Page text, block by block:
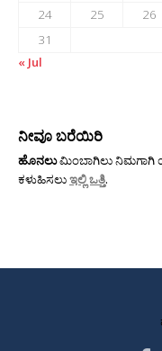
24
25 26
31
« Jul
ನೀವೂ ಬರೆಯಿರಿ
ಹೊನಲುಮಿಂಬಾಗಿಲು ನಿಮಗಾಗಿ
ಕಳುಹಿಸಲುಇಲ್ಲಿ ಒತ್ತಿ.